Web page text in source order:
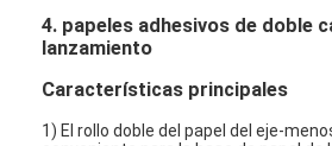
Hogar
Productos
4. papeles adhesivos de doble
lanzamiento
Características principales
1) El rollo doble del papel del eje-